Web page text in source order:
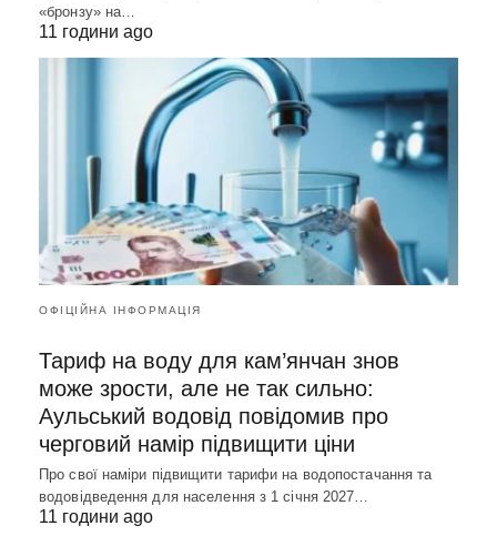
«бронзу» на…
11 години ago
ОФІЦІЙНА ІНФОРМАЦІЯ
Тариф на воду для кам’янчан знов
може зрости, але не так сильно:
Аульський водовід повідомив про
черговий намір підвищити ціни
Про свої наміри підвищити тарифи на водопостачання та
водовідведення для населення з 1 січня 2027…
11 години ago